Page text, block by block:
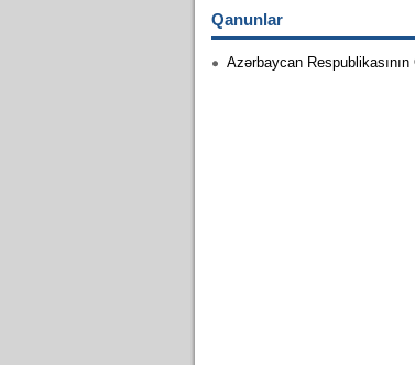
Qanunlar
Azərbaycan Respublikasının